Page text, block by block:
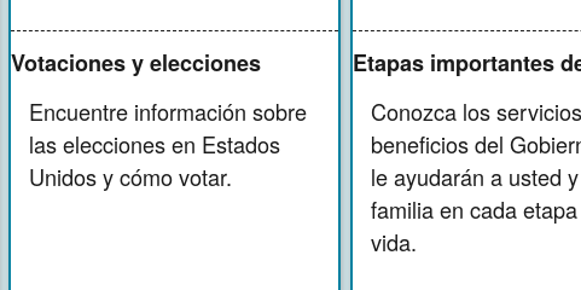
Votaciones y elecciones
Encuentre información sobre
las elecciones en Estados
Unidos y cómo votar.
Etapas importantes
Conozca los
beneficios del
le ayudarán a usted
familia en cada
vida.